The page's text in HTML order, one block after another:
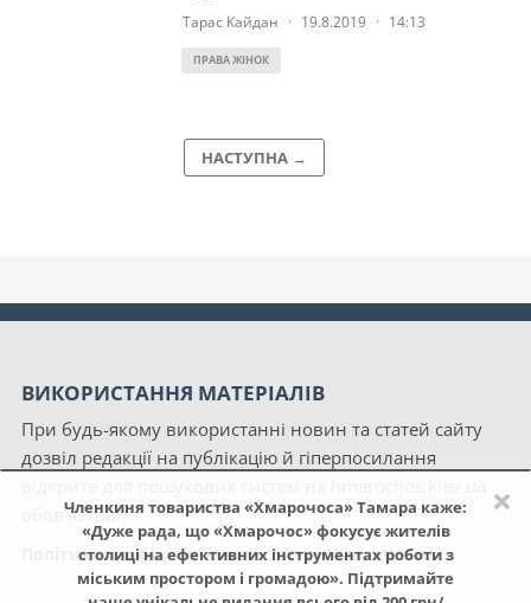
×
Членкиня товариства «Хмарочоса» Тамара каже:
«Дуже рада, що «Хмарочос» фокусує жителів
столиці на ефективних інструментах роботи з
міським простором і громадою». Підтримайте
Тарас Кайдан · 19.8.2019 · 14:13
ПРАВА ЖІНОК
НАСТУПНА →
ВИКОРИСТАННЯ МАТЕРІАЛІВ
При будь-якому використанні новин та статей сайту
дозвіл редакції на публікацію й гіперпосилання
обов'язкові.
Політика конфіденційності сайту «Хмарочос»